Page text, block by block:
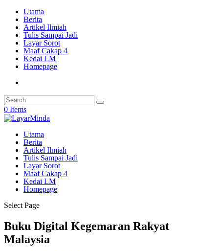
Utama
Berita
Artikel Ilmiah
Tulis Sampai Jadi
Layar Sorot
Maaf Cakap 4
Kedai LM
Homepage
0 Items
Utama
Berita
Artikel Ilmiah
Tulis Sampai Jadi
Layar Sorot
Maaf Cakap 4
Kedai LM
Homepage
Select Page
Buku Digital Kegemaran Rakyat
Malaysia